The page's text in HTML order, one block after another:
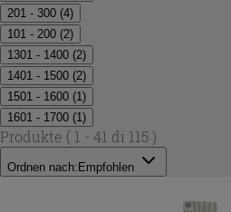
201 - 300 (4)
101 - 200 (2)
1301 - 1400 (2)
1401 - 1500 (2)
1501 - 1600 (1 )
1601 - 1700 (1 )
Produkte ( 1 - 41 di 115 )
Ordnen nach: Empfohlen